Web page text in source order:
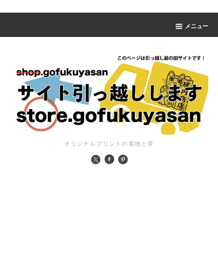
メニュー
オリジナルプリントの着物と帯